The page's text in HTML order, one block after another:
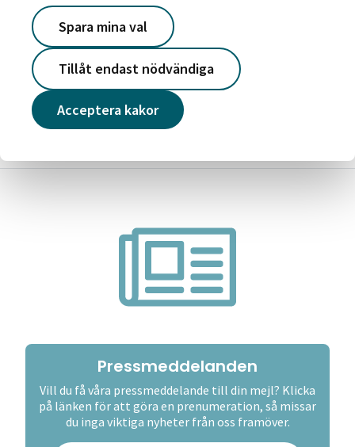
Acceptera kakor
Spara mina val
Tillåt endast nödvändiga
Läs mer
2026-05-19
Victoriahemdagen – skapar stolthet och
framtidstro
Läs mer
Pressmeddelanden
Vill du få våra pressmeddelande till din mejl? Klicka
på länken för att göra en prenumeration, så missar
du inga viktiga nyheter från oss framöver.